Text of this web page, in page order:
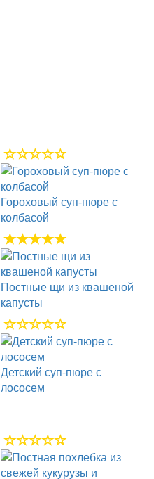
Гороховый суп-пюре с
колбасой
Постные щи из квашеной
капусты
Детский суп-пюре с
лососем